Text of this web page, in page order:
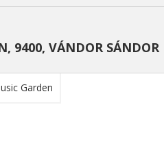
9400, VÁNDOR SÁNDOR